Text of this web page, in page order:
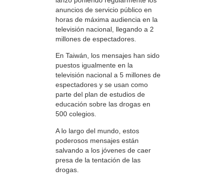
anuncios de servicio público en
horas de máxima audiencia en la
televisión nacional, llegando a 2
millones de espectadores.
En Taiwán, los mensajes han sido
puestos igualmente en la
televisión nacional a 5 millones de
espectadores y se usan como
parte del plan de estudios de
educación sobre las drogas en
500 colegios.
A lo largo del mundo, estos
poderosos mensajes están
salvando a los jóvenes de caer
presa de la tentación de las
drogas.